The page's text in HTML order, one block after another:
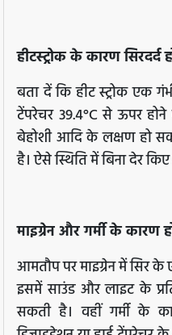
हीटस्ट्रोक के कारण सिरदर्द
बता दें कि हीट स्ट्रोक एक
टेंपरेचर 39.4°C से ऊपर
बेहोशी आदि के लक्षण हो
है। ऐसे स्थिति में बिना देर
माइग्रेन और गर्मी के कारण
आमतौप पर माइग्रेन में सिर
इसमें साउंड और लाइट के
सकती है। वहीं गर्मी के